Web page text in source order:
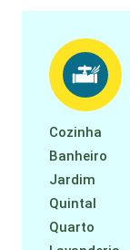
Cozinha
Banheiro
Jardim
Quintal
Quarto